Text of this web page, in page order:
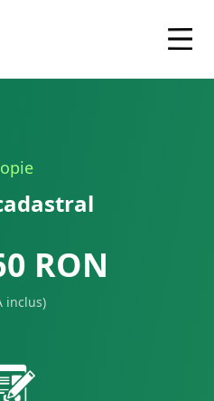
RON
inclus)